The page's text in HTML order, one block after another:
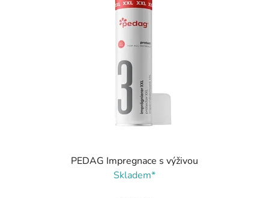
PEDAG Impregnace s výživou
Skladem*